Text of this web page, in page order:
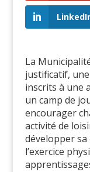
La
justificatif,
inscrits à une
un camp de
encourager
activité de
développer
l’exercice